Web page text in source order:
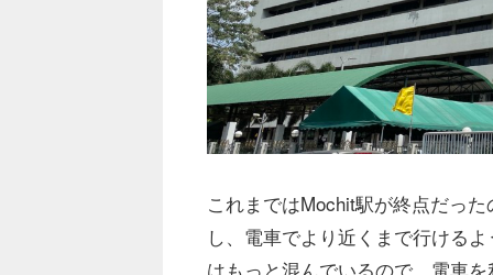
これまではMochit駅が終点だっ
し、電車でより近くまで行ける
はもっと混んでいるので、電車